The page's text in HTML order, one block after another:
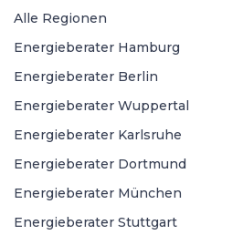
Alle Regionen
Energieberater Hamburg
Energieberater Berlin
Energieberater Wuppertal
Energieberater Karlsruhe
Energieberater Dortmund
Energieberater München
Energieberater Stuttgart